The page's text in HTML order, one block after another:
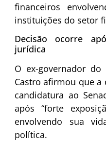
financeiros
instituições do setor
Decisão ocorre
jurídica
O ex-governador do
Castro afirmou que a
candidatura ao
após “forte
envolvendo sua
política.